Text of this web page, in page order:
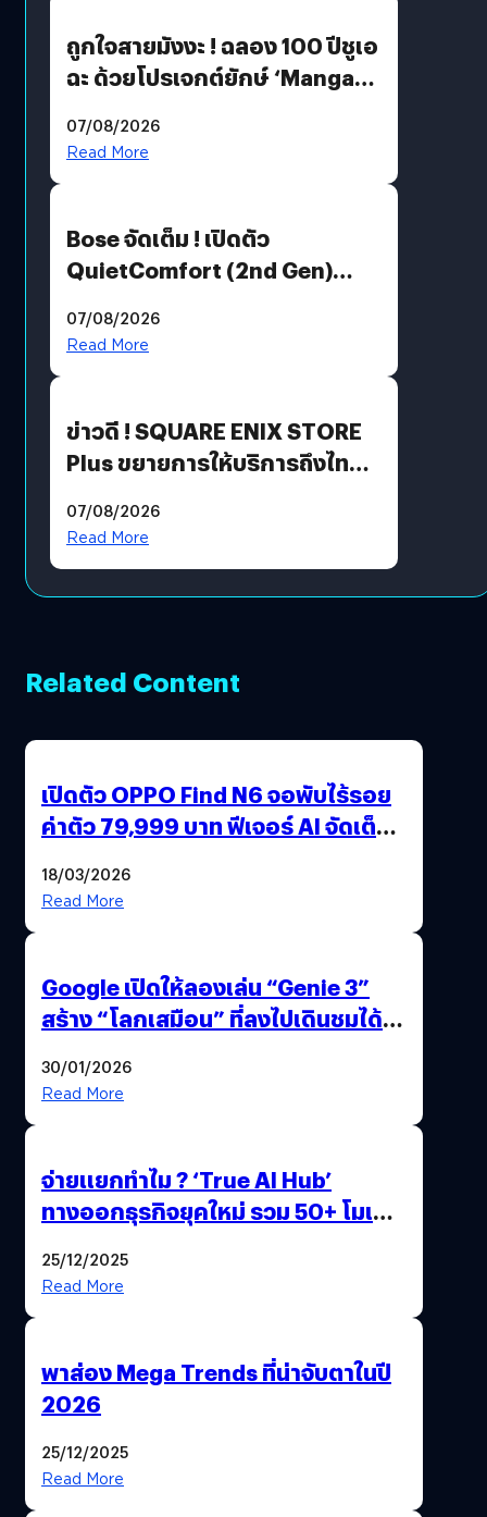
ถูกใจสายมังงะ ! ฉลอง 100 ปีชูเอ
ฉะ ด้วยโปรเจกต์ยักษ์ ‘Manga
มีภาษาไทยด้วย
07/08/2026
Read More
Bose จัดเต็ม ! เปิดตัว
QuietComfort (2nd Gen)
07/08/2026
Read More
ข่าวดี ! SQUARE ENIX STORE
Plus ขยายการให้บริการถึงไทย
โดยตรง
07/08/2026
Read More
Related Content
เปิดตัว OPPO Find N6 จอพับไร้รอย
ค่าตัว 79,999 บาท ฟีเจอร์ AI จัดเต็ม
18/03/2026
Read More
Google เปิดให้ลองเล่น “Genie 3”
สร้าง “โลกเสมือน” ที่ลงไปเดินชมได้
30/01/2026
Read More
จ่ายแยกทำไม ? ‘True AI Hub’
ทางออกธุรกิจยุคใหม่ รวม 50+ โมเดล
25/12/2025
Read More
พาส่อง Mega Trends ที่น่าจับตาในปี
2026
25/12/2025
Read More